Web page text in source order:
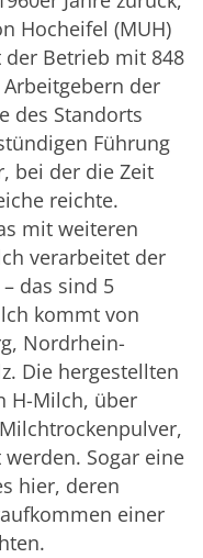
Hocheifel (MUH)
Betrieb mit 848
der
des Standorts
Führung
bei der die Zeit
reichte.
mit weiteren
verarbeitet der
das sind 5
kommt von
Nordrhein-
Die hergestellten
H-Milch, über
Sogar eine
hier, deren
einer